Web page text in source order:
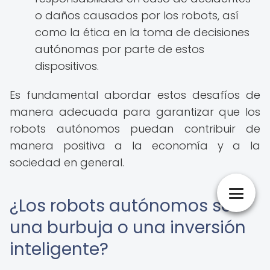
o daños causados por los robots, así
como la ética en la toma de decisiones
autónomas por parte de estos
dispositivos.
Es fundamental abordar estos desafíos de
manera adecuada para garantizar que los
robots autónomos puedan contribuir de
manera positiva a la economía y a la
sociedad en general.
¿Los robots autónomos son
una burbuja o una inversión
inteligente?